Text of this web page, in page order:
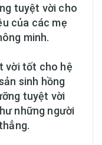
tuyệt vời cho
của các mẹ
minh.
vời tốt cho hệ
sinh hồng
tuyệt vời
những người